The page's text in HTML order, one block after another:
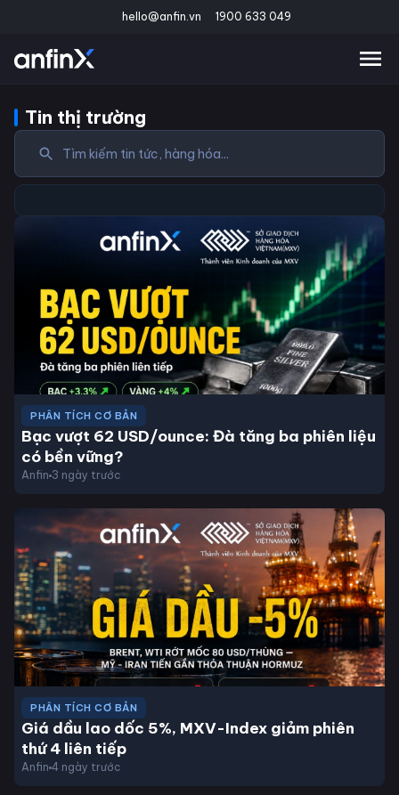
hello@anfin.vn 1900 633 049
Tin thị trường
PHÂN TÍCH CƠ BẢN
Bạc vượt 62 USD/ounce: Đà tăng ba phiên liệu
có bền vững?
Anfin 3 ngày trước
PHÂN TÍCH CƠ BẢN
Giá dầu lao dốc 5%, MXV-Index giảm phiên
thứ 4 liên tiếp
Anfin 4 ngày trước